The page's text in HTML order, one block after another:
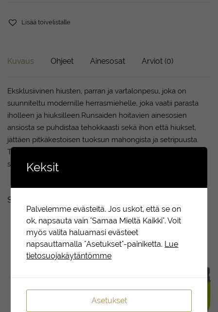
Lisää toivelistalle
Kuvaus Ohjeet Ainesosat Arviot (0)
Eksklusiivinen hiusten, parran ja vartalonpesu, joka on
suunniteltu modernille herrasmiehelle, joka vaatii parasta
iholleen ja hiuksilleen.Runsaiden hoitavien ainesosien
ansiosta se puhdistaa tehokkaasti sekä ihon että hiukset,
jättäen pitkäkestoisen tuoksun mahongista ja setripuusta.
Tuoksu: Se yhdistää lämpimät sävyt mahongista ja
setripuusta luoden miellyttävän ja ajattoman tuoksun.
Sopii täydellisesti yhdessä
Keksit
Palvelemme evästeitä. Jos uskot, että se on
ok, napsauta vain "Samaa Mieltä Kaikki". Voit
myös valita haluamasi evästeet
napsauttamalla "Asetukset"-painiketta. Lue
tietosuojakäytäntömme
Asetukset